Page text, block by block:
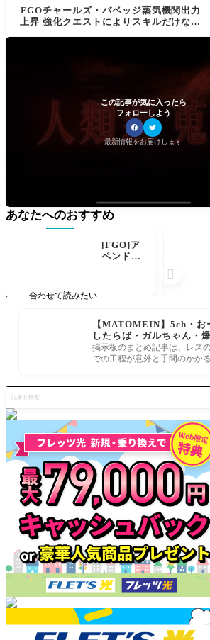
FGOチャールズ・バベッジ蒸気機関出力
上昇 強化クエストによりスキルだけなら
この記事が気に入ったら
フォローしよう
最新情報をお届けします
合わせて読みたい
【MATOMEIN】5ch・お
したらば・ガルちゃん・
ホでまとめ記事を作れる
め記事ができるまで
掲示板のまとめ記事は、レス
での工程が意外と手間のかか
を
検
あなたへのおすすめ
[FGO]ア
ペンドス
アは対セ
イバー、
村正は対
キャスタ
